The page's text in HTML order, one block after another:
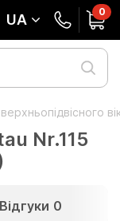
UA 0
Nr.115
Відгуки 0